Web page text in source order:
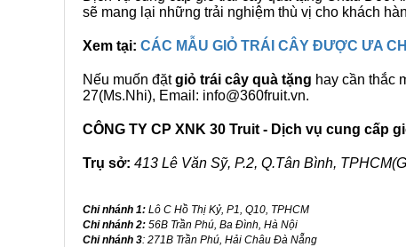
sẽ mang lại những trải nghiệm thù vị cho khách
Xem tại: CÁC MẪU GIỎ TRÁI CÂY ĐƯỢC ƯA
Nếu muốn đặtgiỏ trái cây quà tặng hay cần thắc
27(Ms.Nhi), Email: info@360fruit.vn.
CÔNG TY CP XNK 30 Truit - Dịch vụ cung cấp
Trụ sở: 413 Lê Văn Sỹ, P.2, Q.Tân Bình,
Chi nhánh 1: Lô C Hồ Thị Kỷ, P1, Q10, TPHCM
Chi nhánh 2: 56B Trần Phú, Ba Đình, Hà Nội
Chi nhánh 3: 271B Trần Phú, Hải Châu Đà Nẵng